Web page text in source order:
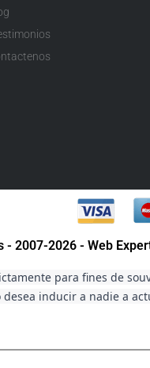
2007-2026 - Web
para fines de
inducir a nadie a